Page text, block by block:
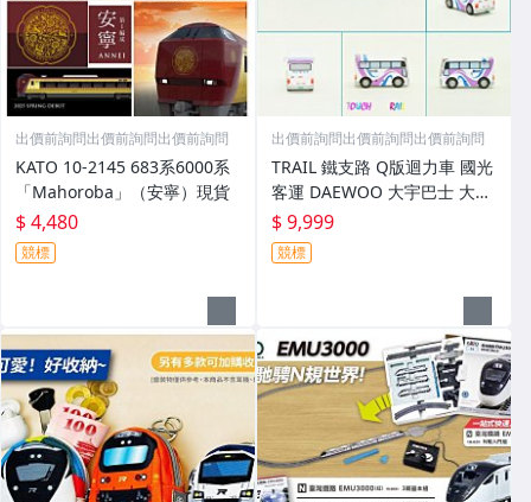
出價前詢問出價前詢問出價前詢問
KATO 10-2145 683系6000系
「Mahoroba」（安寧）現貨
$ 4,480
競標
出價前詢問出價前詢問出價前詢問
TRAIL 鐵支路 Q版迴力車 國光
客運 DAEWOO 大宇巴士 大客
車 QG502 缺
$ 9,999
競標